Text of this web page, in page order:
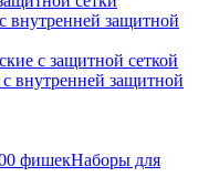
внутренней защитной
с защитной сеткой
внутренней защитной
Наборы для